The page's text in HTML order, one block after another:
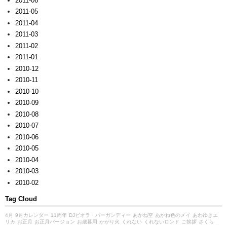
2011-05
2011-04
2011-03
2011-02
2011-01
2010-12
2010-11
2010-10
2010-09
2010-08
2010-07
2010-06
2010-05
2010-04
2010-03
2010-02
Tag Cloud
4月 9月カレンダー 11周年 DJビオラ・バーガンディー あかね空 あかね色のメイ
あわゆきエ
リカ お正月 お正月バージョン お歳暮用 かがり火 くれない くれないロンド ご挨拶 さくら